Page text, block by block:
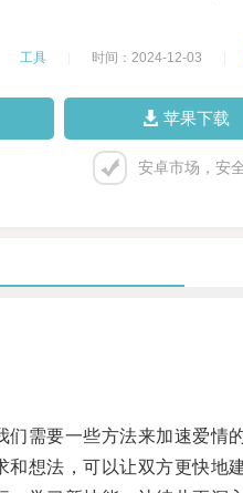
工具 时间：2024-12-03
苹果下载
安卓市场，安
需要一些方法来加速爱情的
想法，可以让双方更快地建